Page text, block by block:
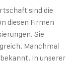
sind die
diesen Firmen
Sie
Manchmal
In unserer